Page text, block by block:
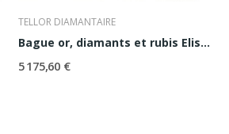
TELLOR DIAMANTAIRE
Bague or, diamants et rubis Elisabeth
5 175,60 €